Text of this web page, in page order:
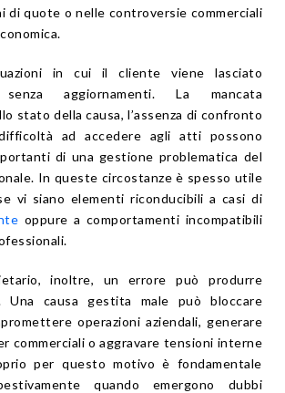
di quote o nelle controversie commerciali
in cui il cliente viene lasciato
senza aggiornamenti. La mancata
stato della causa, l’assenza di confronto
ad accedere agli atti possono
di una gestione problematica del
In queste circostanze è spesso utile
vi siano elementi riconducibili a casi di
oppure a comportamenti incompatibili
inoltre, un errore può produrre
causa gestita male può bloccare
operazioni aziendali, generare
commerciali o aggravare tensioni interne
per questo motivo è fondamentale
quando emergono dubbi